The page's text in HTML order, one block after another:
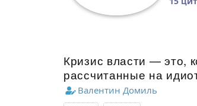
Кризис власти — это,
рассчитанные на
Валентин Домиль